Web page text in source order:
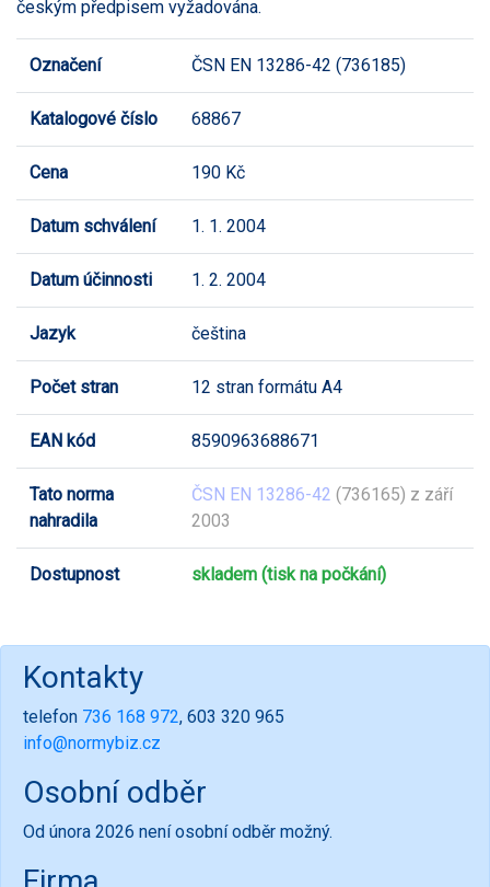
českým předpisem vyžadována.
Označení ČSN EN 13286-42 (736185)
Katalogové číslo 68867
Cena 190 Kč
Datum schválení 1. 1. 2004
Datum účinnosti 1. 2. 2004
Jazyk čeština
Počet stran 12 stran formátu A4
EAN kód 8590963688671
Tato norma
nahradila
ČSN EN 13286-42 (736165) z září
2003
Dostupnost skladem (tisk na počkání)
Kontakty
telefon 736 168 972, 603 320 965
info@normybiz.cz
Osobní odběr
Od února 2026 není osobní odběr možný.